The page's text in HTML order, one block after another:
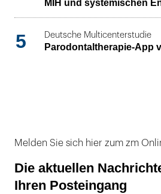
MIH und systemischen
5 Deutsche Multicenterstudie
Parodontaltherapie-App
Melden Sie sich hier zum zm
Die aktuellen
Ihren Posteingang